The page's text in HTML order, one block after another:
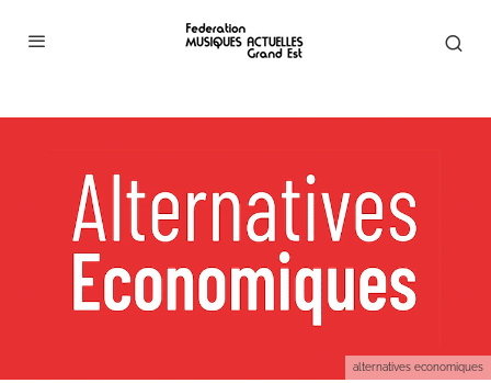
alternatives economiques